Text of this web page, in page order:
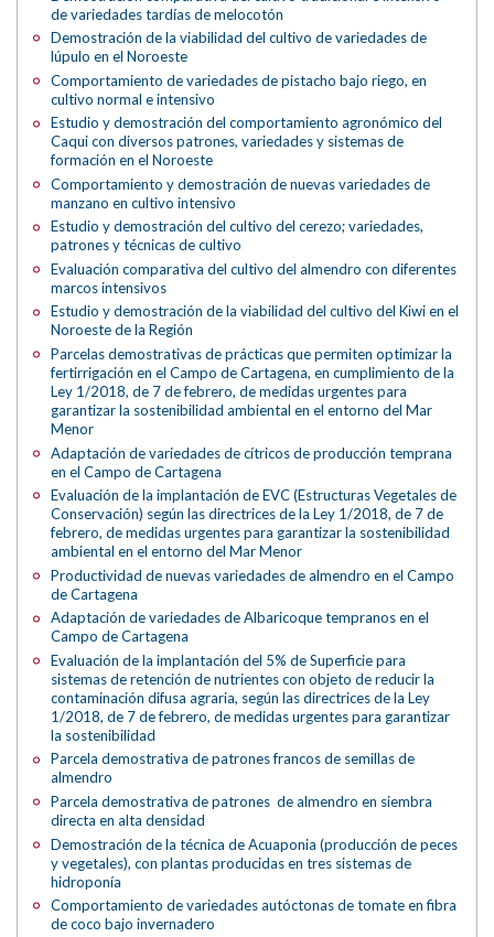
de variedades tardías de melocotón
Demostración de la viabilidad del cultivo de variedades de
lúpulo en el Noroeste
Comportamiento de variedades de pistacho bajo riego, en
cultivo normal e intensivo
Estudio y demostración del comportamiento agronómico del
Caqui con diversos patrones, variedades y sistemas de
formación en el Noroeste
Comportamiento y demostración de nuevas variedades de
manzano en cultivo intensivo
Estudio y demostración del cultivo del cerezo; variedades,
patrones y técnicas de cultivo
Evaluación comparativa del cultivo del almendro con diferentes
marcos intensivos
Estudio y demostración de la viabilidad del cultivo del Kiwi en el
Noroeste de la Región
Parcelas demostrativas de prácticas que permiten optimizar la
fertirrigación en el Campo de Cartagena, en cumplimiento de la
Ley 1/2018, de 7 de febrero, de medidas urgentes para
garantizar la sostenibilidad ambiental en el entorno del Mar
Menor
Adaptación de variedades de cítricos de producción temprana
en el Campo de Cartagena
Evaluación de la implantación de EVC (Estructuras Vegetales de
Conservación) según las directrices de la Ley 1/2018, de 7 de
febrero, de medidas urgentes para garantizar la sostenibilidad
ambiental en el entorno del Mar Menor
Productividad de nuevas variedades de almendro en el Campo
de Cartagena
Adaptación de variedades de Albaricoque tempranos en el
Campo de Cartagena
Evaluación de la implantación del 5% de Superficie para
sistemas de retención de nutrientes con objeto de reducir la
contaminación difusa agraria, según las directrices de la Ley
1/2018, de 7 de febrero, de medidas urgentes para garantizar
la sostenibilidad
Parcela demostrativa de patrones francos de semillas de
almendro
Parcela demostrativa de patrones de almendro en siembra
directa en alta densidad
Demostración de la técnica de Acuaponia (producción de peces
y vegetales), con plantas producidas en tres sistemas de
hidroponía
Comportamiento de variedades autóctonas de tomate en fibra
de coco bajo invernadero